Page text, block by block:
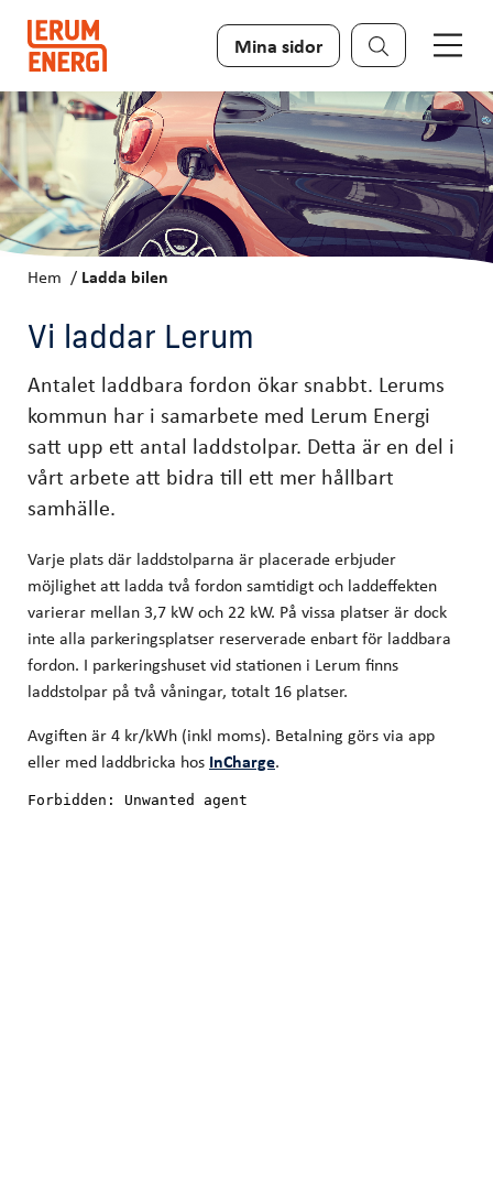
Sök
Mina sidor
Hem Ladda bilen
Vi laddar Lerum
Antalet laddbara fordon ökar snabbt. Lerums
kommun har i samarbete med Lerum Energi
satt upp ett antal laddstolpar. Detta är en del i
vårt arbete att bidra till ett mer hållbart
samhälle.
Varje plats där laddstolparna är placerade erbjuder
möjlighet att ladda två fordon samtidigt och laddeffekten
varierar mellan 3,7 kW och 22 kW. På vissa platser är dock
inte alla parkeringsplatser reserverade enbart för laddbara
fordon. I parkeringshuset vid stationen i Lerum finns
laddstolpar på två våningar, totalt 16 platser.
Avgiften är 4 kr/kWh (inkl moms). Betalning görs via app
eller med laddbricka hos InCharge.